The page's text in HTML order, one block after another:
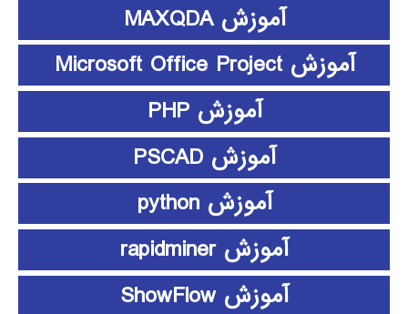
آموزش MAXQDA
آموزش Microsoft Office Project
آموزش PHP
آموزش PSCAD
آموزش python
آموزش rapidminer
آموزش ShowFlow